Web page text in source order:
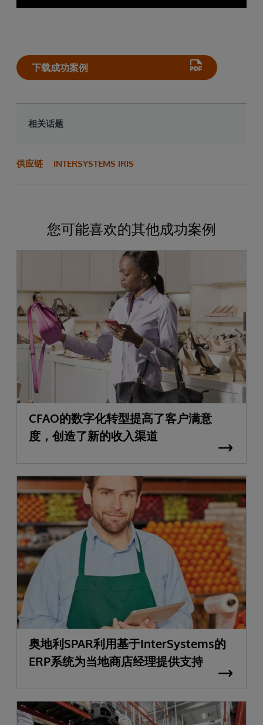
下载成功案例
相关话题
供应链 INTERSYSTEMS IRIS
您可能喜欢的其他成功案例
CFAO的数字化转型提高了客户满意
度，创造了新的收入渠道
奥地利SPAR利用基于InterSystems的
ERP系统为当地商店经理提供支持